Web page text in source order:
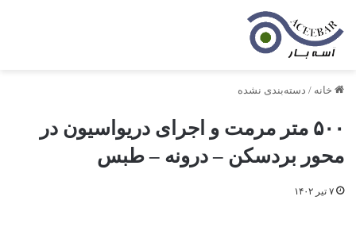
خانه / دسته‌بندی نشده
۵۰۰ متر مرمت و اجرای دریواسیون در
محور بردسکن – درونه – طبس
۷ تیر ۱۴۰۲